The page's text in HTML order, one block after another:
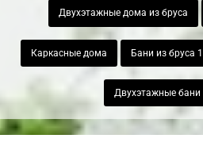
Двухэтажные дома из бруса
Каркасные дома Бани из бруса
Двухэтажные бани